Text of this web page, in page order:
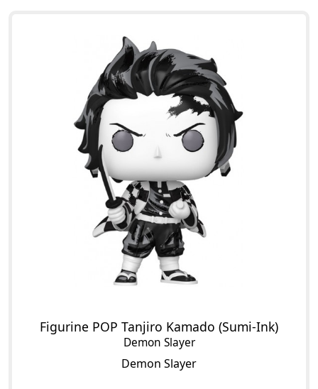
Figurine POP Tanjiro Kamado (Sumi-Ink)
Demon Slayer
Demon Slayer